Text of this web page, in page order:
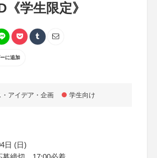
《学生限定》
に追加
・アイデア・企画 学生向け
日 (日)